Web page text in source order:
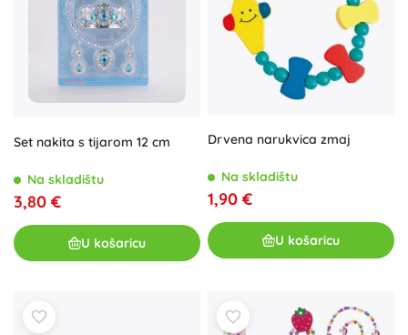
Set nakita s tijarom 12 cm
Na skladištu
3,80 €
U košaricu
Drvena narukvica zmaj
Na skladištu
1,90 €
U košaricu